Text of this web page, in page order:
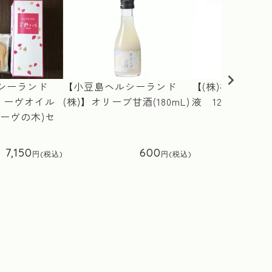
ーランド
ヴオイル
ヴの木)セ
7,150
【小豆島ヘルシーランド
(株)】オリーブ甘酒(180mL)
600
【(株)梅香堂】
液 120ml